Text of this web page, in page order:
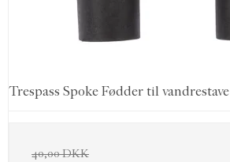
Trespass Spoke Fødder til vandrestave
40,00 DKK